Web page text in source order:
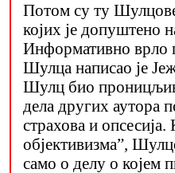
Потом су ту Шулцове
којих је допуштено
Информативно врло
Шулца написао је
Шулц био
дела других аутора
страхова и
објективизма”,
само о делу о којем